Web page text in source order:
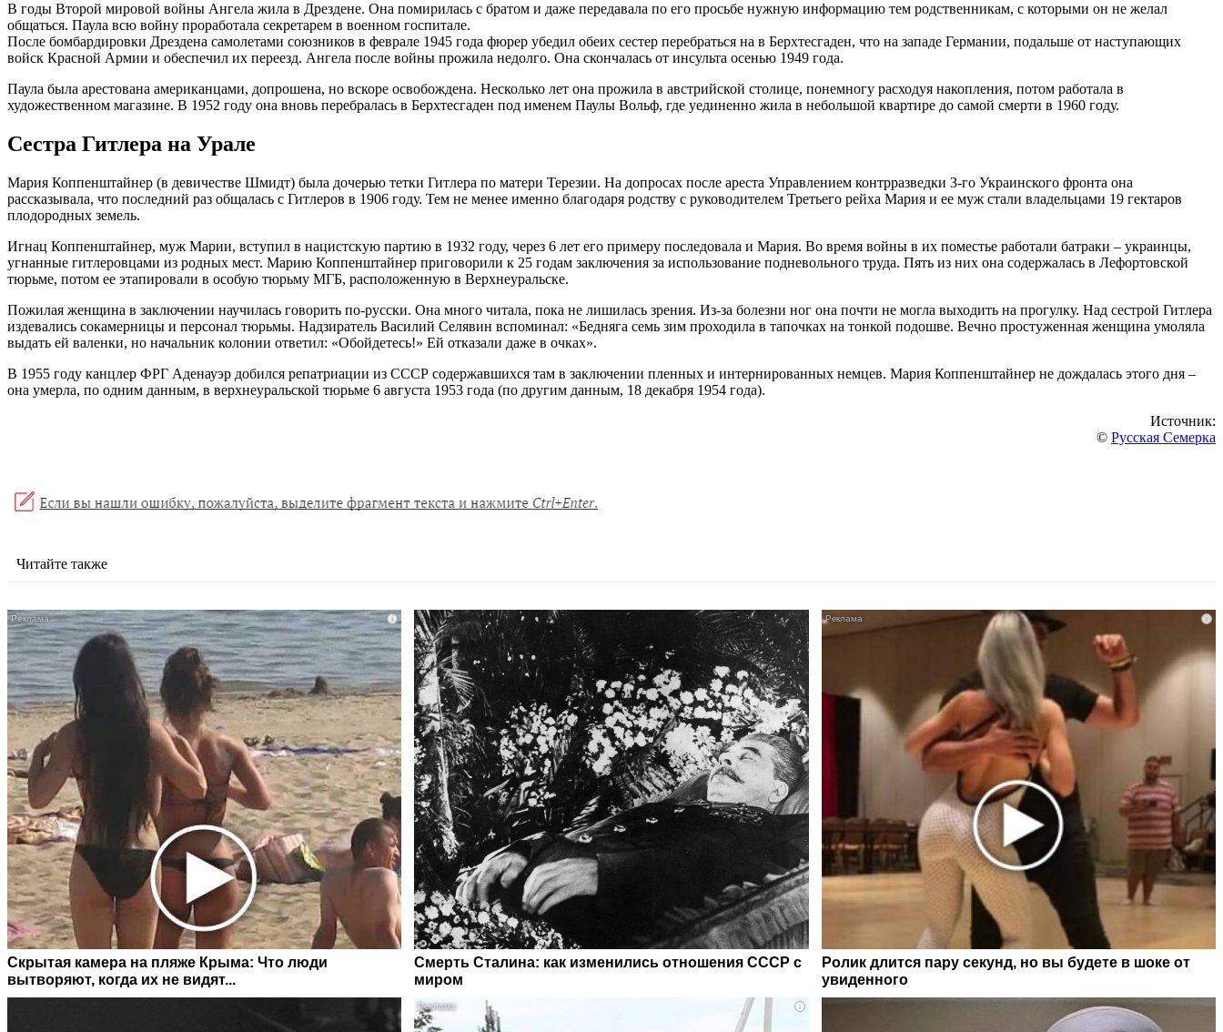
В годы Второй мировой войны Ангела жила в Дрездене. Она помирилась с братом и даже передавала по его просьбе нужную информацию тем родственникам, с которыми он не желал
общаться. Паула всю войну проработала секретарем в военном госпитале.
После бомбардировки Дрездена самолетами союзников в феврале 1945 года фюрер убедил обеих сестер перебраться на в Берхтесгаден, что на западе Германии, подальше от наступающих
войск Красной Армии и обеспечил их переезд. Ангела после войны прожила недолго. Она скончалась от инсульта осенью 1949 года.
Паула была арестована американцами, допрошена, но вскоре освобождена. Несколько лет она прожила в австрийской столице, понемногу расходуя накопления, потом работала в
художественном магазине. В 1952 году она вновь перебралась в Берхтесгаден под именем Паулы Вольф, где уединенно жила в небольшой квартире до самой смерти в 1960 году.
Сестра Гитлера на Урале
Мария Коппенштайнер (в девичестве Шмидт) была дочерью тетки Гитлера по матери Терезии. На допросах после ареста Управлением контрразведки 3-го Украинского фронта она
рассказывала, что последний раз общалась с Гитлеров в 1906 году. Тем не менее именно благодаря родству с руководителем Третьего рейха Мария и ее муж стали владельцами 19 гектаров
плодородных земель.
Игнац Коппенштайнер, муж Марии, вступил в нацистскую партию в 1932 году, через 6 лет его примеру последовала и Мария. Во время войны в их поместье работали батраки – украинцы,
угнанные гитлеровцами из родных мест. Марию Коппенштайнер приговорили к 25 годам заключения за использование подневольного труда. Пять из них она содержалась в Лефортовской
тюрьме, потом ее этапировали в особую тюрьму МГБ, расположенную в Верхнеуральске.
Пожилая женщина в заключении научилась говорить по-русски. Она много читала, пока не лишилась зрения. Из-за болезни ног она почти не могла выходить на прогулку. Над сестрой Гитлера
издевались сокамерницы и персонал тюрьмы. Надзиратель Василий Селявин вспоминал: «Бедняга семь зим проходила в тапочках на тонкой подошве. Вечно простуженная женщина умоляла
выдать ей валенки, но начальник колонии ответил: «Обойдетесь!» Ей отказали даже в очках».
В 1955 году канцлер ФРГ Аденауэр добился репатриации из СССР содержавшихся там в заключении пленных и интернированных немцев. Мария Коппенштайнер не дождалась этого дня –
она умерла, по одним данным, в верхнеуральской тюрьме 6 августа 1953 года (по другим данным, 18 декабря 1954 года).
Источник:
© Русская Семерка
Читайте также
i
Скрытая камера на пляже Крыма: Что люди
вытворяют, когда их не видят...
Смерть Сталина: как изменились отношения СССР с
миром
i
Ролик длится пару секунд, но вы будете в шоке от
увиденного
i